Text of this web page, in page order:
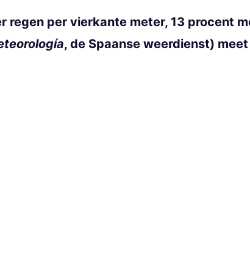
regen per vierkante meter, 13 procent
, de Spaanse weerdienst)